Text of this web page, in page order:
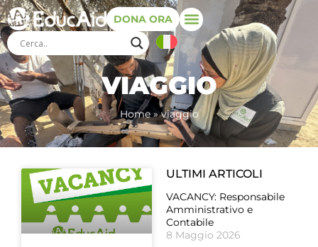
DONA ORA
VIAGGIO
Home»viaggio
ULTIMI ARTICOLI
VACANCY: Responsabile
Amministrativo e
Contabile
8 Maggio 2026